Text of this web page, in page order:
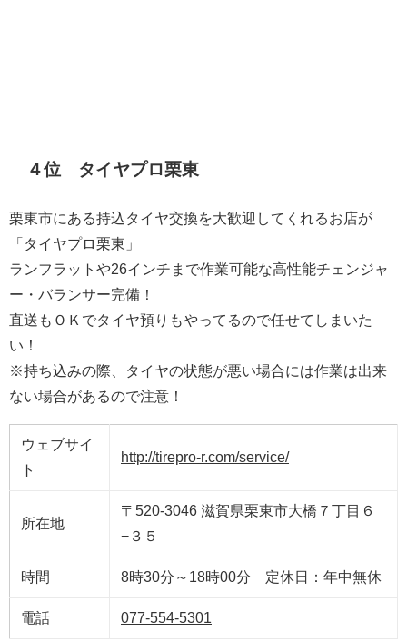
４位 タイヤプロ栗東
栗東市にある持込タイヤ交換を大歓迎してくれるお店が
「タイヤプロ栗東」
ランフラットや26インチまで作業可能な高性能チェンジャ
ー・バランサー完備！
直送もＯＫでタイヤ預りもやってるので任せてしまいた
い！
※持ち込みの際、タイヤの状態が悪い場合には作業は出来
ない場合があるので注意！
ウェブサイ
ト
http://tirepro-r.com/service/
所在地
〒520-3046 滋賀県栗東市大橋７丁目６
−３５
時間 8時30分～18時00分 定休日：年中無休
電話 077-554-5301